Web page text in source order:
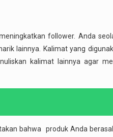
follower. Anda
lainnya. Kalimat yang
kalimat lainnya agar
bahwa produk Anda